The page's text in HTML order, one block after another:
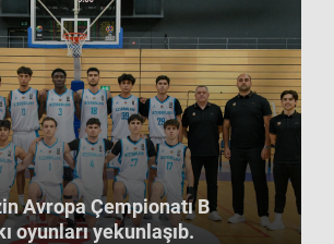
Bu nəticə Azərbaycan basketbol
tarixində bir ilk kimi də statistikaya
düşüb. İlk baxışda yarışın tam
mərkəzində qərarlaşmaq adi bir
nəticə kimi görünsə də,
komandamızın yer aldığı qrupun
ağırlığı və rəqiblərin səviyyəsi bu
nəticənin adi bir nəticə olmadığını
göstərir. Bunu qrup mərhələsində
qarşılaşdığımız komandaların
çempionatın sonundakı yekun
mövqeləri də aydın sübut edir. Belə ki,
qrupdakı ən güclü rəqibimiz olan
Avropa Çempionatı B
oyunları yekunlaşıb.